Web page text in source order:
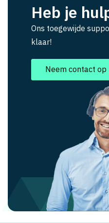
Heb je
Ons toegewijde
klaar!
Neem contact op